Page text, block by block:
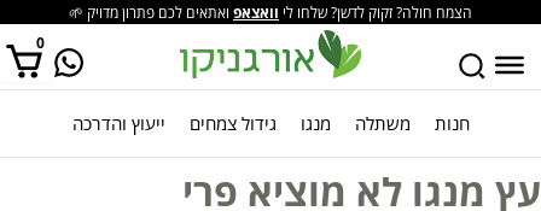
הצמח חולה? זקוק לדשן? שלחו לי וואצאפ ואתאים לכם פתרון מדויק 🌱
0
אין מוצרים בסל הקניות. חנות משתלה מנגו גידול צמחים ייעוץ והדרכה
עץ מנגו לא מוציא פרי